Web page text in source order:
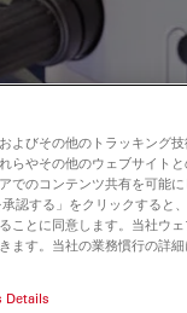
ン
よびその他のトラッキング
らやその他のウェブサイト
でのコンテンツ共有を可能
認する」をクリックすると
ことに同意します。当社ウ
ます。当社の業務慣行の詳
Details